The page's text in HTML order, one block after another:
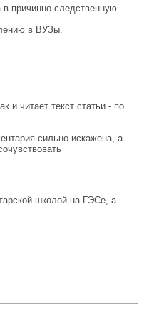
причинно-следственную
в ВУЗы.
и читает текст статьи - по
сильно искажена, а
школой на ГЭСе, а